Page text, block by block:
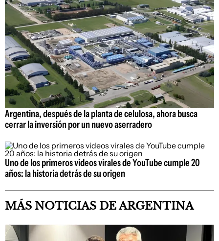
Argentina, después de la planta de celulosa, ahora busca
cerrar la inversión por un nuevo aserradero
Uno de los primeros videos virales de YouTube cumple 20
años: la historia detrás de su origen
MÁS NOTICIAS DE ARGENTINA